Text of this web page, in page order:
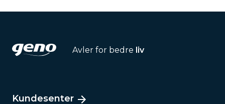
Avler for bedre liv
Kundesenter